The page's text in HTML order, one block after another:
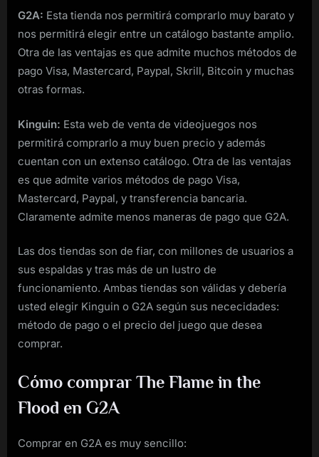
G2A: Esta tienda nos permitirá comprarlo muy barato y
nos permitirá elegir entre un catálogo bastante amplio.
Otra de las ventajas es que admite muchos métodos de
pago Visa, Mastercard, Paypal, Skrill, Bitcoin y muchas
otras formas.
Kinguin: Esta web de venta de videojuegos nos
permitirá comprarlo a muy buen precio y además
cuentan con un extenso catálogo. Otra de las ventajas
es que admite varios métodos de pago Visa,
Mastercard, Paypal, y transferencia bancaria.
Claramente admite menos maneras de pago que G2A.
Las dos tiendas son de fiar, con millones de usuarios a
sus espaldas y tras más de un lustro de
funcionamiento. Ambas tiendas son válidas y debería
usted elegir Kinguin o G2A según sus nececidades:
método de pago o el precio del juego que desea
comprar.
Cómo comprar The Flame in the
Flood en G2A
Comprar en G2A es muy sencillo: